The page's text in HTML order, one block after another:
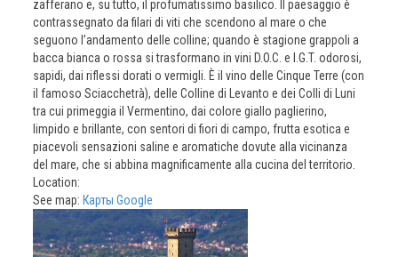
zafferano e, su tutto, il profumatissimo basilico. Il paesaggio è
contrassegnato da filari di viti che scendono al mare o che
seguono l’andamento delle colline; quando è stagione grappoli a
bacca bianca o rossa si trasformano in vini D.O.C. e I.G.T. odorosi,
sapidi, dai riflessi dorati o vermigli. È il vino delle Cinque Terre (con
il famoso Sciacchetrà), delle Colline di Levanto e dei Colli di Luni
tra cui primeggia il Vermentino, dai colore giallo paglierino,
limpido e brillante, con sentori di fiori di campo, frutta esotica e
piacevoli sensazioni saline e aromatiche dovute alla vicinanza
del mare, che si abbina magnificamente alla cucina del territorio.
Location:
See map: Карты Google